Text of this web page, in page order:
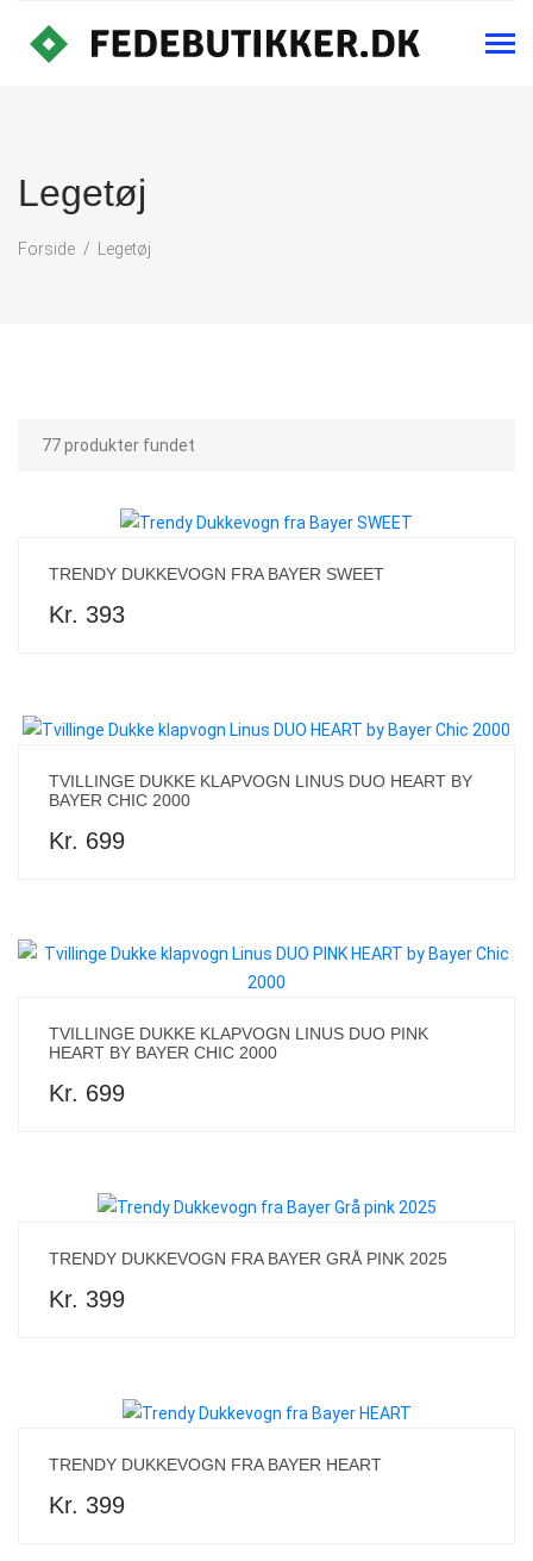
Legetøj
Forside Legetøj
77 produkter fundet
TRENDY DUKKEVOGN FRA BAYER SWEET
Kr. 393
TVILLINGE DUKKE KLAPVOGN LINUS DUO HEART BY
BAYER CHIC 2000
Kr. 699
TVILLINGE DUKKE KLAPVOGN LINUS DUO PINK
HEART BY BAYER CHIC 2000
Kr. 699
TRENDY DUKKEVOGN FRA BAYER GRÅ PINK 2025
Kr. 399
TRENDY DUKKEVOGN FRA BAYER HEART
Kr. 399